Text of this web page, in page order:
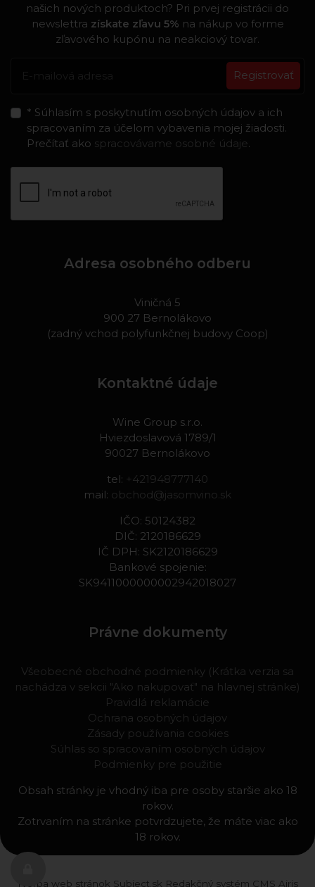
našich nových produktoch? Pri prvej registrácii do
newslettra získate zľavu 5% na nákup vo forme
zľavového kupónu na neakciový tovar.
Registrovať
* Súhlasím s poskytnutím osobných údajov a ich
spracovaním za účelom vybavenia mojej žiadosti.
Prečítať ako spracovávame osobné údaje.
Adresa osobného odberu
Viničná 5
900 27 Bernolákovo
(zadný vchod polyfunkčnej budovy Coop)
Kontaktné údaje
Wine Group s.r.o.
Hviezdoslavová 1789/1
90027 Bernolákovo
tel: +421948777140
mail: obchod@jasomvino.sk
IČO: 50124382
DIČ: 2120186629
IČ DPH: SK2120186629
Bankové spojenie:
SK9411000000002942018027
Právne dokumenty
Všeobecné obchodné podmienky (Krátka verzia sa
nachádza v sekcii "Ako nakupovať" na hlavnej stránke)
Pravidlá reklamácie
Ochrana osobných údajov
Zásady používania cookies
Súhlas so spracovaním osobných údajov
Podmienky pre použitie
Obsah stránky je vhodný iba pre osoby staršie ako 18
rokov.
Zotrvaním na stránke potvrdzujete, že máte viac ako
18 rokov.
Tvorba web stránok Subject.sk Redakčný systém CMS Airis